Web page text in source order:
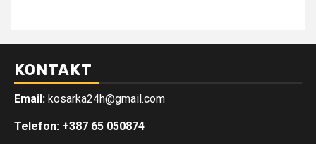
KONTAKT
Email: kosarka24h@gmail.com
Telefon: +387 65 050874